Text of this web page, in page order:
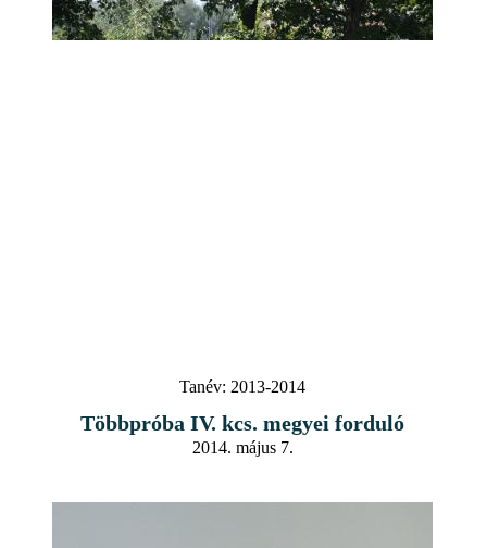
Tanév: 2013-2014
Többpróba IV. kcs. megyei forduló
2014. május 7.